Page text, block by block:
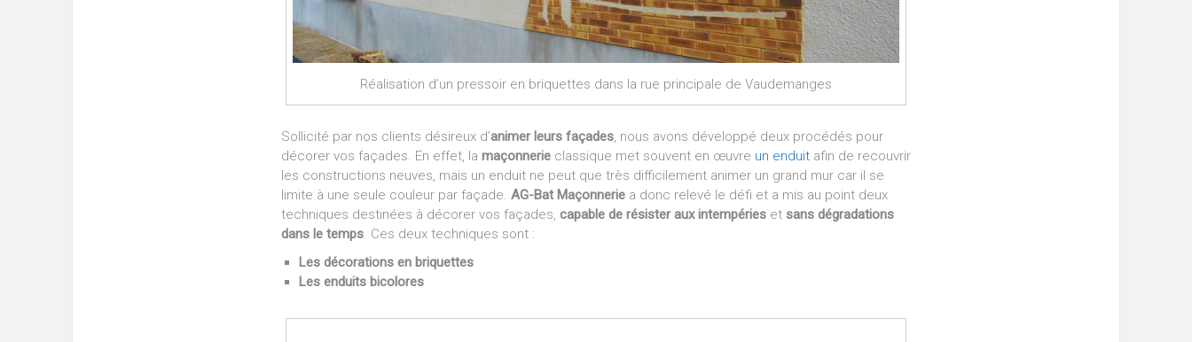
Réalisation d’un pressoir en briquettes dans la rue principale de Vaudemanges
Sollicité par nos clients désireux d’animer leurs façades, nous avons développé deux procédés pour
décorer vos façades. En effet, la maçonnerie classique met souvent en œuvre un enduit afin de recouvrir
les constructions neuves, mais un enduit ne peut que très difficilement animer un grand mur car il se
limite à une seule couleur par façade. AG-Bat Maçonnerie a donc relevé le défi et a mis au point deux
techniques destinées à décorer vos façades, capable de résister aux intempéries et sans dégradations
dans le temps. Ces deux techniques sont :
Les décorations en briquettes
Les enduits bicolores